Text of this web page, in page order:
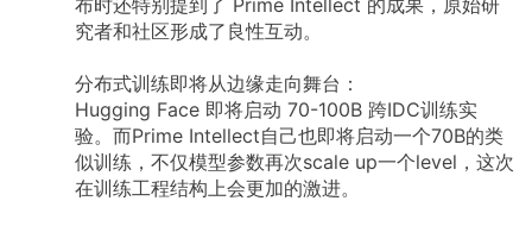
究者和社区形成了良性互动。
分布式训练即将从边缘走向舞台：
Hugging Face 即将启动 70-100B 跨IDC训练实
验。而Prime Intellect自己也即将启动一个70B的类
似训练，不仅模型参数再次scale up一个level，这次
在训练工程结构上会更加的激进。